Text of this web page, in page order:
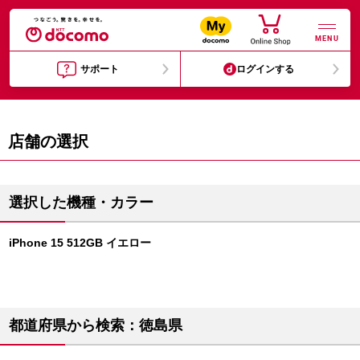
MENU
サポート ログインする
店舗の選択
選択した機種・カラー
iPhone 15 512GB イエロー
都道府県から検索：徳島県